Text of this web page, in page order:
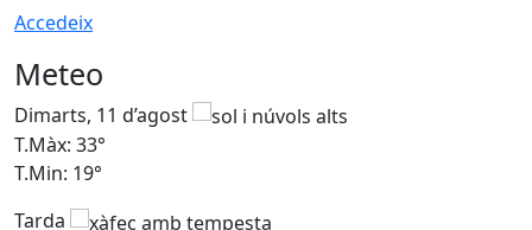
Accedeix
Meteo
Dimarts, 11 d’agost
T.Màx: 33°
T.Min: 19°
Tarda